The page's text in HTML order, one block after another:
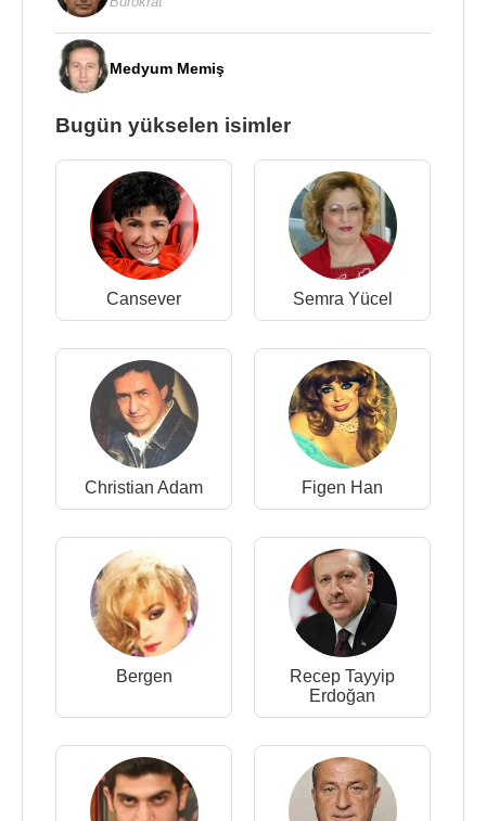
Medyum Memiş
Bugün yükselen isimler
Cansever Semra Yücel
Christian Adam Figen Han
Bergen
Recep Tayyip
Erdoğan